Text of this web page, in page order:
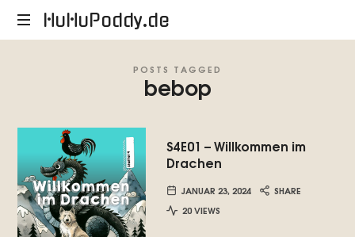
HuHuPoddy.de
HuHuPoddy.de
POSTS TAGGED
bebop
S4E01 – Willkommen im
Drachen
JANUAR 23, 2024
SHARE
20 VIEWS